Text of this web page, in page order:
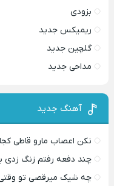
بزودی
ریمیکس جدید
گلچین جدید
مداحی جدید
آهنگ جدید
نکن اعصاب مارو قاطی کجا
چند دفعه رفتم زنگ زدی
چه شیک میرقصی تو